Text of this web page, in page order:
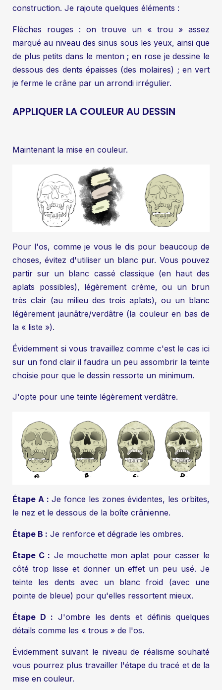
construction. Je rajoute quelques éléments :
Flèches rouges : on trouve un « trou » assez
marqué au niveau des sinus sous les yeux, ainsi que
de plus petits dans le menton ; en rose je dessine le
dessous des dents épaisses (des molaires) ; en vert
je ferme le crâne par un arrondi irrégulier.
APPLIQUER LA COULEUR AU DESSIN
Maintenant la mise en couleur.
Pour l'os, comme je vous le dis pour beaucoup de
choses, évitez d'utiliser un blanc pur. Vous pouvez
partir sur un blanc cassé classique (en haut des
aplats possibles), légèrement crème, ou un brun
très clair (au milieu des trois aplats), ou un blanc
légèrement jaunâtre/verdâtre (la couleur en bas de
la « liste »).
Évidemment si vous travaillez comme c'est le cas ici
sur un fond clair il faudra un peu assombrir la teinte
choisie pour que le dessin ressorte un minimum.
J'opte pour une teinte légèrement verdâtre.
Étape A : Je fonce les zones évidentes, les orbites,
le nez et le dessous de la boîte crânienne.
Étape B : Je renforce et dégrade les ombres.
Étape C : Je mouchette mon aplat pour casser le
côté trop lisse et donner un effet un peu usé. Je
teinte les dents avec un blanc froid (avec une
pointe de bleue) pour qu'elles ressortent mieux.
Étape D : J'ombre les dents et définis quelques
détails comme les « trous » de l'os.
Évidemment suivant le niveau de réalisme souhaité
vous pourrez plus travailler l'étape du tracé et de la
mise en couleur.